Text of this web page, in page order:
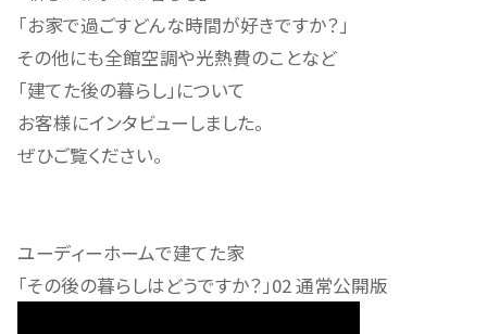
「お家で過ごすどんな時間が好きですか？」
その他にも全館空調や光熱費のことなど
「建てた後の暮らし」について
お客様にインタビューしました。
ぜひご覧ください。
ユーディーホームで建てた家
「その後の暮らしはどうですか？」02 通常公開版